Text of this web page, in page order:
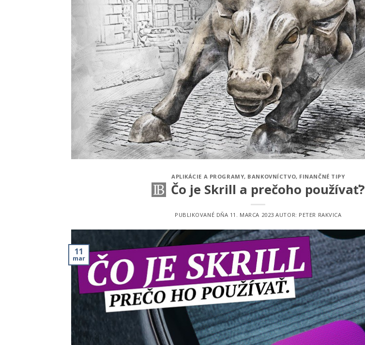
APLIKÁCIE A PROGRAMY, BANKOVNÍCTVO, FINANČNÉ TIPY
Čo je Skrill a prečoho používať?
PUBLIKOVANÉ DŇA 11. MARCA 2023 AUTOR: PETER RAKVICA
11
mar